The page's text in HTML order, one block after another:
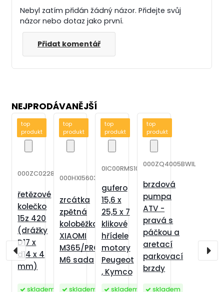
Nebyl zatím přidán žádný názor. Přidejte svůj
názor nebo dotaz jako první.
Přidat komentář
NEJPRODÁVANĚJŠÍ
řetězové
kolečko
15z 420
(drážky
D17 x
d14 x 4
mm)
000ZC02281WIL
skladem
top
produkt
zrcátka
zpětná
koloběžka
XIAOMI
M365/PRO
M6 sada
000HXI56031WIL
skladem
top
produkt
gufero
15,6 x
25,5 x 7
klikové
hřídele
motory
Peugeot
, Kymco
0IC00RMS100660600
skladem
top
produkt
brzdová
pumpa
ATV -
pravá s
páčkou a
aretací
parkovací
brzdy
000ZQ4005BWIL
skladem
top
produkt